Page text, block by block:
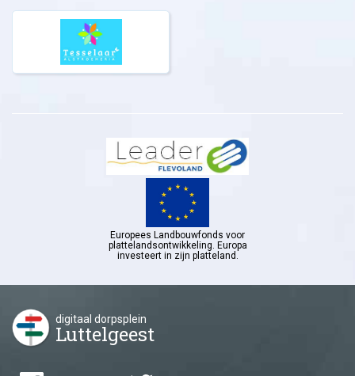
Europees Landbouwfonds voor
plattelandsontwikkeling. Europa
investeert in zijn platteland.
digitaal dorpsplein
Luttelgeest